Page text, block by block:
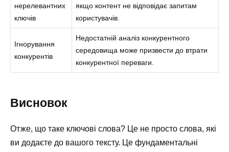
нерелевантних
ключів
якщо контент не відповідає запитам
користувачів.
Ігнорування
конкурентів
Недостатній аналіз конкурентного
середовища може призвести до втрати
конкурентної переваги.
Висновок
Отже, що таке ключові слова? Це не просто слова, які
ви додаєте до вашого тексту. Це фундаментальні